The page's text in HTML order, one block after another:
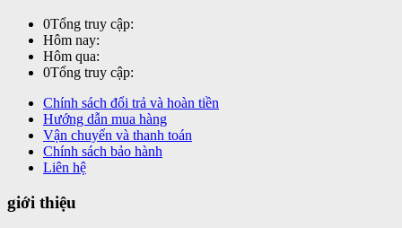
0Tổng truy cập:
Hôm nay:
Hôm qua:
0Tổng truy cập:
Chính sách đổi trả và hoàn tiền
Hướng dẫn mua hàng
Vận chuyển và thanh toán
Chính sách bảo hành
Liên hệ
giới thiệu